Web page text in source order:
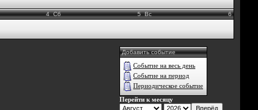
4 5
Сб 6
Вс
Добавить событие
Событие на весь день
Событие на период
Периодическое событие
Перейти к месяцу